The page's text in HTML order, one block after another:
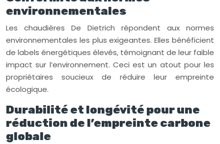
environnementales
Les chaudières De Dietrich répondent aux normes
environnementales les plus exigeantes. Elles bénéficient
de labels énergétiques élevés, témoignant de leur faible
impact sur l’environnement. Ceci est un atout pour les
propriétaires soucieux de réduire leur empreinte
écologique.
Durabilité et longévité pour une
réduction de l’empreinte carbone
globale